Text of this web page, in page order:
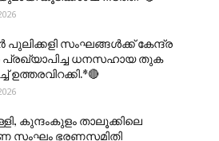
സംഘങ്ങള്‍ക്ക് കേന്ദ്ര
പ്രഖ്യാപിച്ച ധനസഹായ തുക
ഉത്തരവിറക്കി.*🔴
കുന്ദംകുളം താലൂക്കിലെ
ഭരണസമിതി